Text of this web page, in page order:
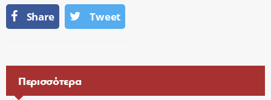
Share Tweet
Περισσότερα